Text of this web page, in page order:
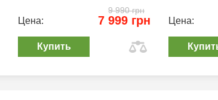
9 990 грн
Цена: 7 999 грн
Купить
Цена: